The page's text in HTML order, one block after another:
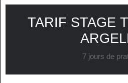
TARIF STAGE
7 jours de